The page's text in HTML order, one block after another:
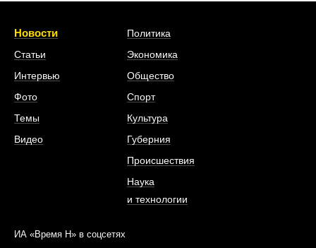
Новости
Статьи
Интервью
Фото
Темы
Видео
Политика
Экономика
Общество
Спорт
Культура
Губерния
Происшествия
Наука
и технологии
ИА «Время Н» в соцсетях